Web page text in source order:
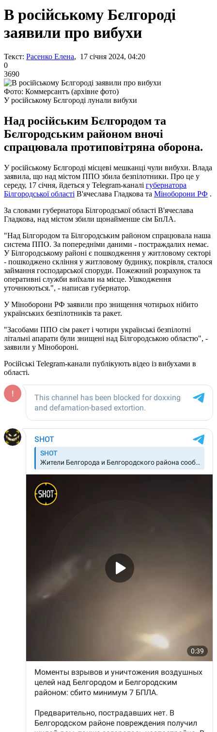
В російському Бєлгороді
заявили про вибухи
Текст: Расенко Елена, 17 січня 2024, 04:20
0
3690
Фото: Коммерсантъ (архівне фото)
У російському Бєлгороді лунали вибухи
Над російським Бєлгородом та
Бєлгородським районом вночі
спрацювала протиповітряна оборона.
У російському Бєлгороді місцеві мешканці чули вибухи. Влада
заявила, що над містом ППО збила безпілотники. Про це у
середу, 17 січня, йдеться у Telegram-каналі губернатора
Білгородської області В'ячеслава Гладкова та Міноборони РФ .
За словами губернатора Білгородської області В'ячеслава
Гладкова, над містом збили щонайменше сім БпЛА.
"Над Білгородом та Білгородським районом спрацювала наша
система ППО. За попередніми даними - постраждалих немає.
У Білгородському районі є пошкодження у житловому секторі
- пошкоджено скління у житловому будинку, покрівля, сталося
займання господарської споруди. Пожежний розрахунок та
оперативні служби виїхали на місце. Ушкодження
уточнюються.", - написав губернатор.
У Міноборони РФ заявили про знищення чотирьох нібито
українських безпілотників та ракет.
"Засобами ППО сім ракет і чотири українські безпілотні
літальні апарати були знищені над Білгородською областю", -
заявили у Мінобороні.
Російські Telegram-канали публікують відео із вибухами в
області.